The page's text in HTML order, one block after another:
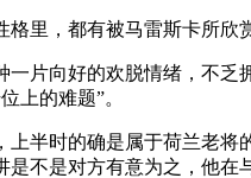
格里，都有被马雷斯卡所
一片向好的欢脱情绪，不乏
上的难题”。
上半时的确是属于荷兰老将
是不是对方有意为之，他在